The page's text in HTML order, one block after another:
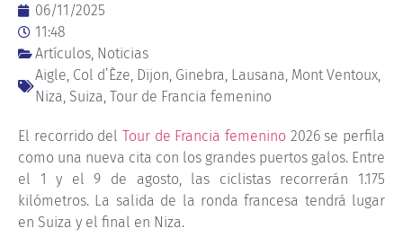
06/11/2025
11:48
Artículos Noticias
Aigle Col d’Èze Dijon Ginebra Lausana Mont Ventoux
Niza Suiza Tour de Francia femenino
El recorrido del Tour de Francia femenino 2026 se perfila
como una nueva cita con los grandes puertos galos. Entre
el 1 y el 9 de agosto, las ciclistas recorrerán 1.175
kilómetros. La salida de la ronda francesa tendrá lugar
en Suiza y el final en Niza.